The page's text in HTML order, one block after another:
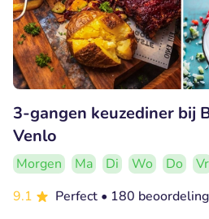
3-gangen keuzediner bij
Venlo
Morgen Ma Di Wo Do
Vr
9.1
Perfect • 180